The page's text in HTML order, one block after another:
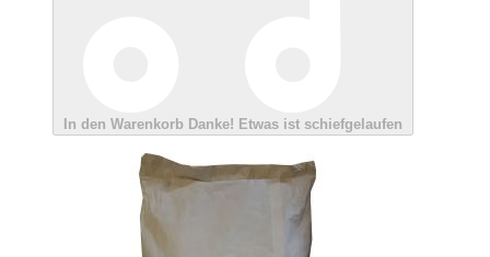
In den Warenkorb Danke! Etwas ist schiefgelaufen